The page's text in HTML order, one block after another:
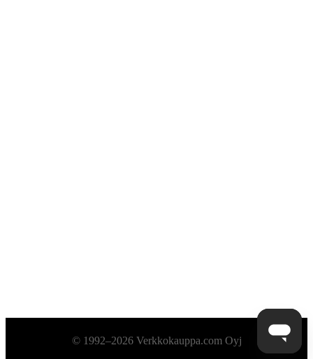
Alatunniste© 1992–2026 Verkkokauppa.com Oyj